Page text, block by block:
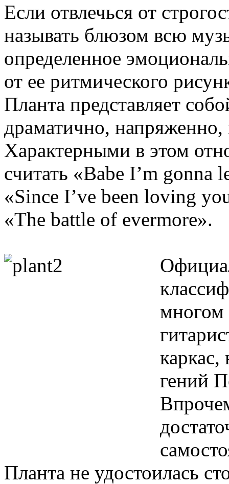
Если отвлечься от
называть блюзом всю
определенное
от ее ритмического
Планта представляет
драматично, напряженно,
Характерными в этом
считать «Babe I’m
«Since I’ve been loving
«The battle of evermore».
многом
каркас,
гений
Планта не удостоилась